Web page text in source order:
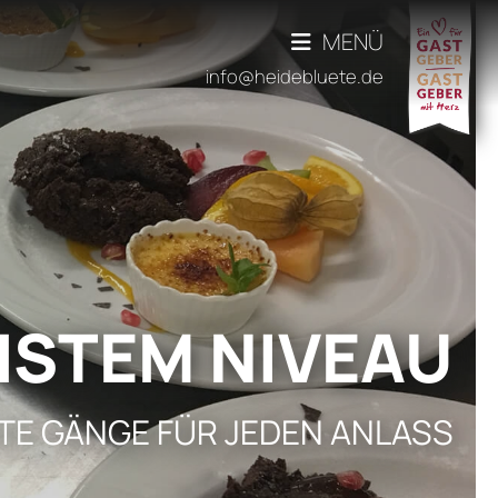
MENÜ
info@heidebluete.de
NIVEAU
GÄNGE FÜR JEDEN ANLASS